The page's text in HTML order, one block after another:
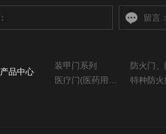
产品中心
装甲门系列
医疗门(医药用系列)
特种防火